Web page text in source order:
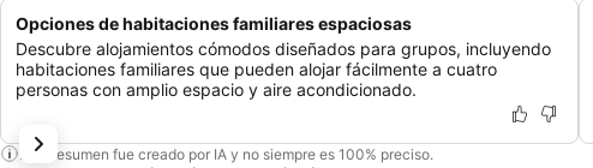
Opciones de habitaciones familiares espaciosas
Descubre alojamientos cómodos diseñados para grupos, incluyendo
habitaciones familiares que pueden alojar fácilmente a cuatro
personas con amplio espacio y aire acondicionado.
Este resumen fue creado por IA y no siempre es 100% preciso.